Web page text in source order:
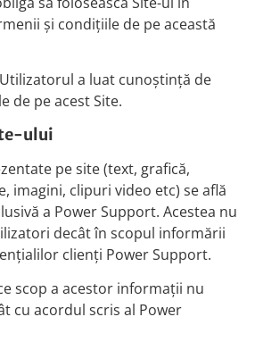
şi condiţiile de pe această
a luat cunoştinţă de
de pe acest Site.
ului
pe site (text, grafică,
imagini, clipuri video etc) se află
a Power Support. Acestea nu
decât în scopul informării
clienţi Power Support.
scop a acestor informaţii nu
cu acordul scris al Power